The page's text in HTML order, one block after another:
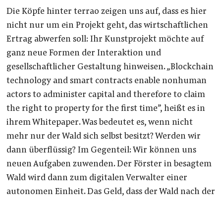
Die Köpfe hinter terra0 zeigen uns auf, dass es hier
nicht nur um ein Projekt geht, das wirtschaftlichen
Ertrag abwerfen soll: Ihr Kunstprojekt möchte auf
ganz neue Formen der Interaktion und
gesellschaftlicher Gestaltung hinweisen. „Blockchain
technology and smart contracts enable nonhuman
actors to administer capital and therefore to claim
the right to property for the first time”, heißt es in
ihrem Whitepaper. Was bedeutet es, wenn nicht
mehr nur der Wald sich selbst besitzt? Werden wir
dann überflüssig? Im Gegenteil: Wir können uns
neuen Aufgaben zuwenden. Der Förster in besagtem
Wald wird dann zum digitalen Verwalter einer
autonomen Einheit. Das Geld, dass der Wald nach der